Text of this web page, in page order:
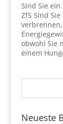
Sind Sie ein
ZfS Sind
obwohl Sie
einem
Neueste